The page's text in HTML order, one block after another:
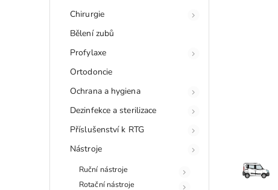
Chirurgie
Bělení zubů
Profylaxe
Ortodoncie
Ochrana a hygiena
Dezinfekce a sterilizace
Příslušenství k RTG
Nástroje
Ruční nástroje
Rotační nástroje